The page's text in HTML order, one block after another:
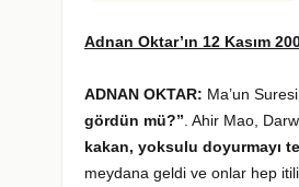
Adnan Oktar’ın 12 Kasım
ADNAN OKTAR: Ma’un
gördün mü?” . Ahir Mao,
kakan, yoksulu doyurmayı
meydana geldi ve onlar hep